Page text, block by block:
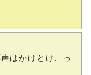
はかけとけ、っ